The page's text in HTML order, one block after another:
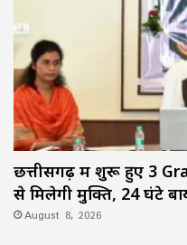
छत्तीसगढ़ में शुरू हुए 3
से मिलेगी मुक्ति, 24 घंटे
August 8, 2026